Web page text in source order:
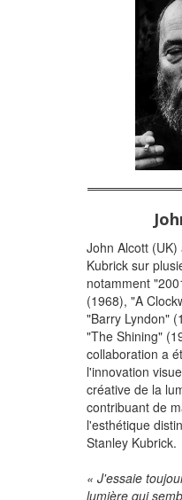
John Alcott
Kubrick sur
notamment
(1968), "A
"Barry Lyndon"
"The Shining"
collaboration a
l'innovation
créative de la
contribuant de
l'esthétique
Stanley Kubrick.
« J'essaie
lumière qui